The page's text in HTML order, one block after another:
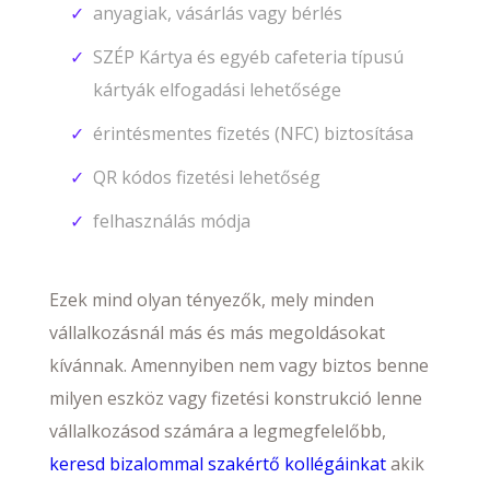
anyagiak, vásárlás vagy bérlés
SZÉP Kártya és egyéb cafeteria típusú
kártyák elfogadási lehetősége
érintésmentes fizetés (NFC) biztosítása
QR kódos fizetési lehetőség
felhasználás módja
Ezek mind olyan tényezők, mely minden
vállalkozásnál más és más megoldásokat
kívánnak. Amennyiben nem vagy biztos benne
milyen eszköz vagy fizetési konstrukció lenne
vállalkozásod számára a legmegfelelőbb,
keresd bizalommal szakértő kollégáinkatakik